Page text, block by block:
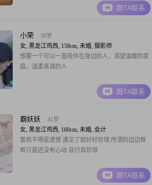
跟TA联系
小荣
30岁
女, 黑龙江鸡西, 158cm, 未婚, 摄影师
想要一个可以一直陪伴在身边的人，渴望温暖的家
庭，温柔真诚的人
跟TA联系
霸妖妖
41岁
女, 黑龙江鸡西, 160cm, 未婚, 会计
爱而不得是遗憾 遇见了就好好珍惜 所谓的边边框
框只是还没有心动 且行且珍惜
跟TA联系